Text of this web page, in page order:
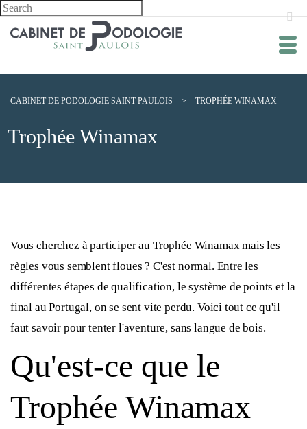
CABINET DE PODOLOGIE SAINT-PAULOIS > TROPHÉE WINAMAX
Trophée Winamax
Vous cherchez à participer au Trophée Winamax mais les
règles vous semblent floues ? C'est normal. Entre les
différentes étapes de qualification, le système de points et la
final au Portugal, on se sent vite perdu. Voici tout ce qu'il
faut savoir pour tenter l'aventure, sans langue de bois.
Qu'est-ce que le
Trophée Winamax